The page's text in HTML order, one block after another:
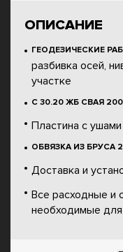
ОПИСАНИЕ
ГЕОДЕЗИЧЕСКИЕ
разбивка осей,
участке
С 30.20 ЖБ СВАЯ
Пластина с
ОБВЯЗКА ИЗ БРУСА
Доставка и
Все расходные и
необходимые